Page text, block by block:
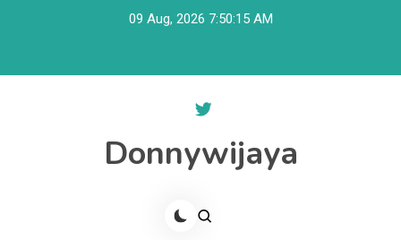
09 Aug, 2026 7:50:15 AM
Donnywijaya